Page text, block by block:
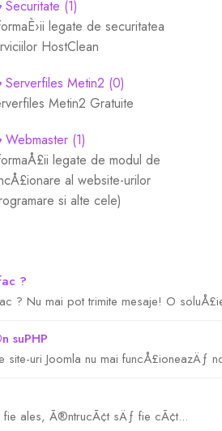
Securitate (1)
legate de securitatea
HostClean
Serverfiles Metin2 (0)
Metin2 Gratuite
Webmaster (1)
legate de modul de
al website-urilor
si alte cele)
?
? Nu mai pot trimite mesaje! O
suPHP
uri Joomla nu mai funcÅ£ioneazÄƒ
ales, Ã®ntrucÃ¢t sÄƒ fie cÃ¢t...